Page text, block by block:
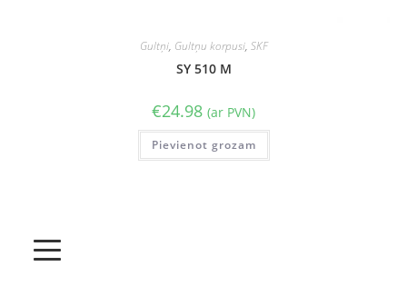
Gultņi, Gultņu korpusi, SKF
SY 510 M
€24.98 (ar PVN)
Pievienot grozam